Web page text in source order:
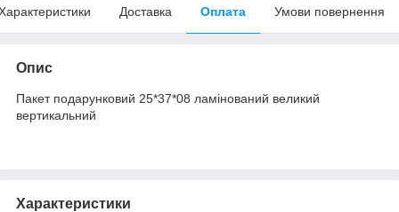
Доставка Оплата Умови повернення
Опис
Пакет подарунковий 25*37*08 ламінований великий
вертикальний
Характеристики